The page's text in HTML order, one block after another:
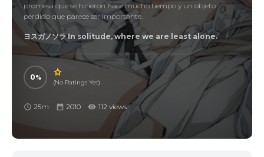
promesa que se hicieron hace mucho tiempo y un objeto
perdido que parece ser importante.
ヨスガノソラ In solitude, where we are least alone.
0
(No Ratings Yet)
25m 2010 112 views